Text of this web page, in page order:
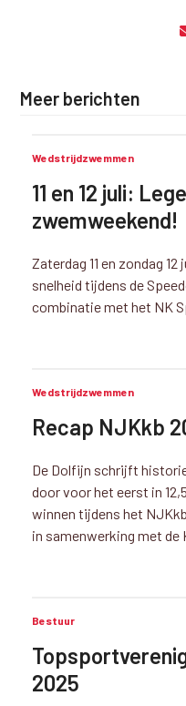
Meer berichten
Wedstrijdzwemmen
11 en 12 juli:
zwemweekend!
Zaterdag 11 en zondag
snelheid tijdens de
combinatie met het NK
Wedstrijdzwemmen
Recap NJKkb
De Dolfijn schrijft
door voor het eerst in
winnen tijdens het
in samenwerking met de
Bestuur
2025